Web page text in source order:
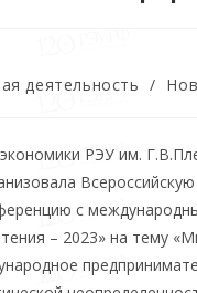
деятельность /
РЭУ им.
с
– 2023» на тему